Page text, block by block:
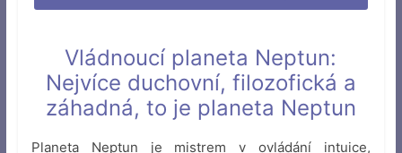
Vládnoucí planeta Neptun:
Nejvíce duchovní, filozofická a
záhadná, to je planeta Neptun
Planeta Neptun je mistrem v ovládání intuice,